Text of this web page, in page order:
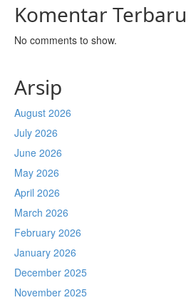
Komentar Terbaru
No comments to show.
Arsip
August 2026
July 2026
June 2026
May 2026
April 2026
March 2026
February 2026
January 2026
December 2025
November 2025